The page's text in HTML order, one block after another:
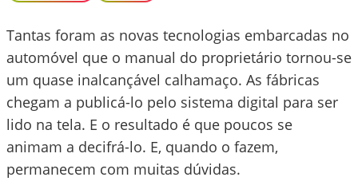
Tantas foram as novas tecnologias embarcadas no
automóvel que o manual do proprietário tornou-se
um quase inalcançável calhamaço. As fábricas
chegam a publicá-lo pelo sistema digital para ser
lido na tela. E o resultado é que poucos se
animam a decifrá-lo. E, quando o fazem,
permanecem com muitas dúvidas.